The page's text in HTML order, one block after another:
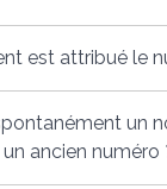
est attribué le
un
ancien numéro